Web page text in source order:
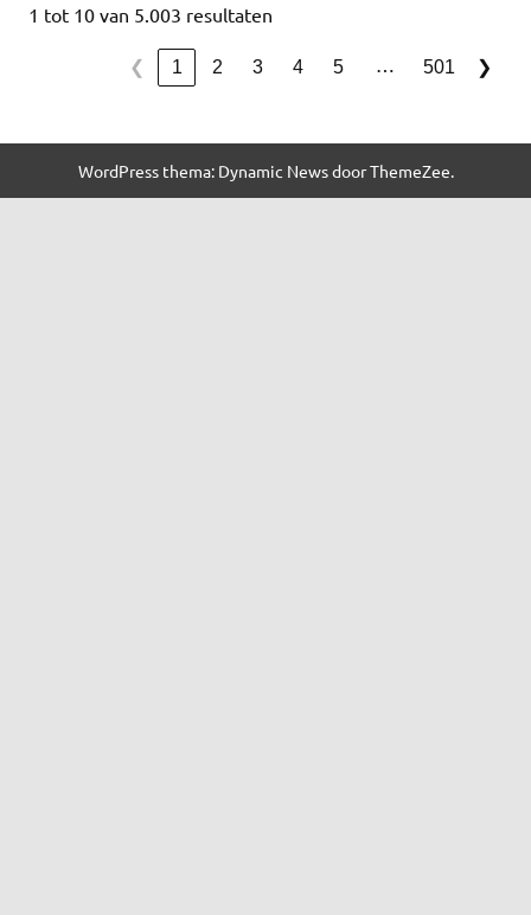
1 tot 10 van 5.003 resultaten
❮ 1 2 3 4 5 … 501 ❯
WordPress thema: Dynamic News door ThemeZee.